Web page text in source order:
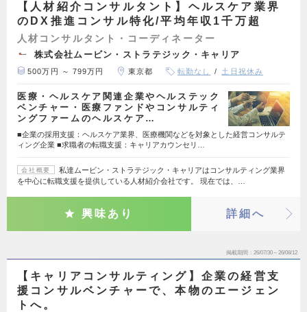
【人材紹介コンサルタント】ヘルスケア業界
のDX推進コンサル特化/平均年収1千万超
人材コンサルタント・コーディネーター
株式会社ムービン・ストラテジック・キャリア
500万円 ～ 799万円 東京都 転勤なし 土日祝休み
医療・ヘルスケア関連企業やヘルステック
ベンチャー・医療ファンドやコンサルティ
ングファームのヘルスケア…
■企業の採用支援：ヘルスケア業界、医療機関などを対象とした経営コンサルテ
ィング企業 ■求職者の転職支援：キャリアカウンセリ…
会社概要
私達ムービン・ストラテジック・キャリアはコンサルティング業界
を中心に転職支援を提供している人材紹介会社です。 現在では、…
興味あり 詳細へ
掲載期間 26/07/30～26/08/12
【キャリアコンサルティング】企業の経営支
援コンサルベンチャーで、本物のエージェン
トへ。